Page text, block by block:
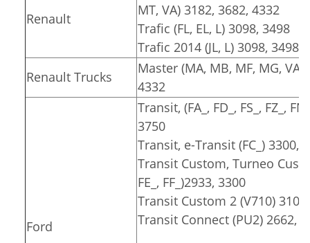
Renault
MT, VA) 3182, 3682, 4332
Trafic (FL, EL, L) 3098, 3498
Trafic 2014 (JL, L) 3098, 3498
Renault Trucks
Master (MA, MB, MF, MG, VA,
4332
Ford
Transit, (FA_, FD_, FS_, FZ_,
3750
Transit, e-Transit (FC_) 3300,
Transit Custom, Turneo
FE_, FF_)2933, 3300
Transit Custom 2 (V710)
Transit Connect (PU2) 2662,